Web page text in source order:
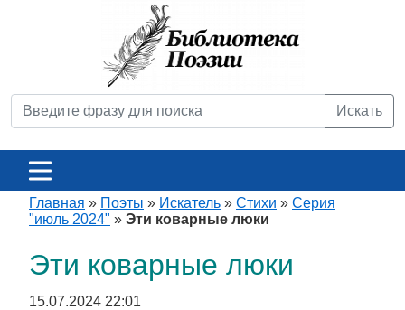
Искать
Главная » Поэты » Искатель » Стихи » Серия
"июль 2024" » Эти коварные люки
Эти коварные люки
15.07.2024 22:01